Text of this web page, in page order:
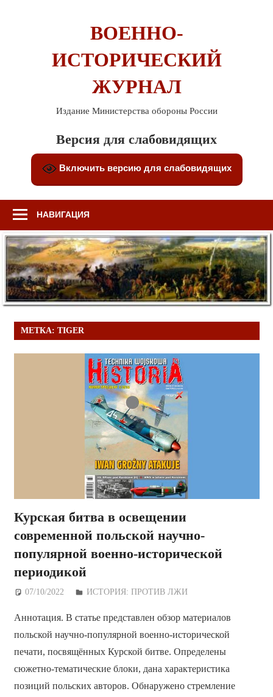
ВОЕННО-
ИСТОРИЧЕСКИЙ
ЖУРНАЛ
Издание Министерства обороны России
Версия для слабовидящих
Включить версию для слабовидящих
НАВИГАЦИЯ
МЕТКА: TIGER
Курская битва в освещении
современной польской научно-
популярной военно-исторической
периодикой
07/10/2022 Дежурный по Редакции
ИСТОРИЯ: ПРОТИВ ЛЖИ
Аннотация. В статье представлен обзор материалов
польской научно-популярной военно-исторической
печати, посвящённых Курской битве. Определены
сюжетно-тематические блоки, дана характеристика
позиций польских авторов. Обнаружено стремление